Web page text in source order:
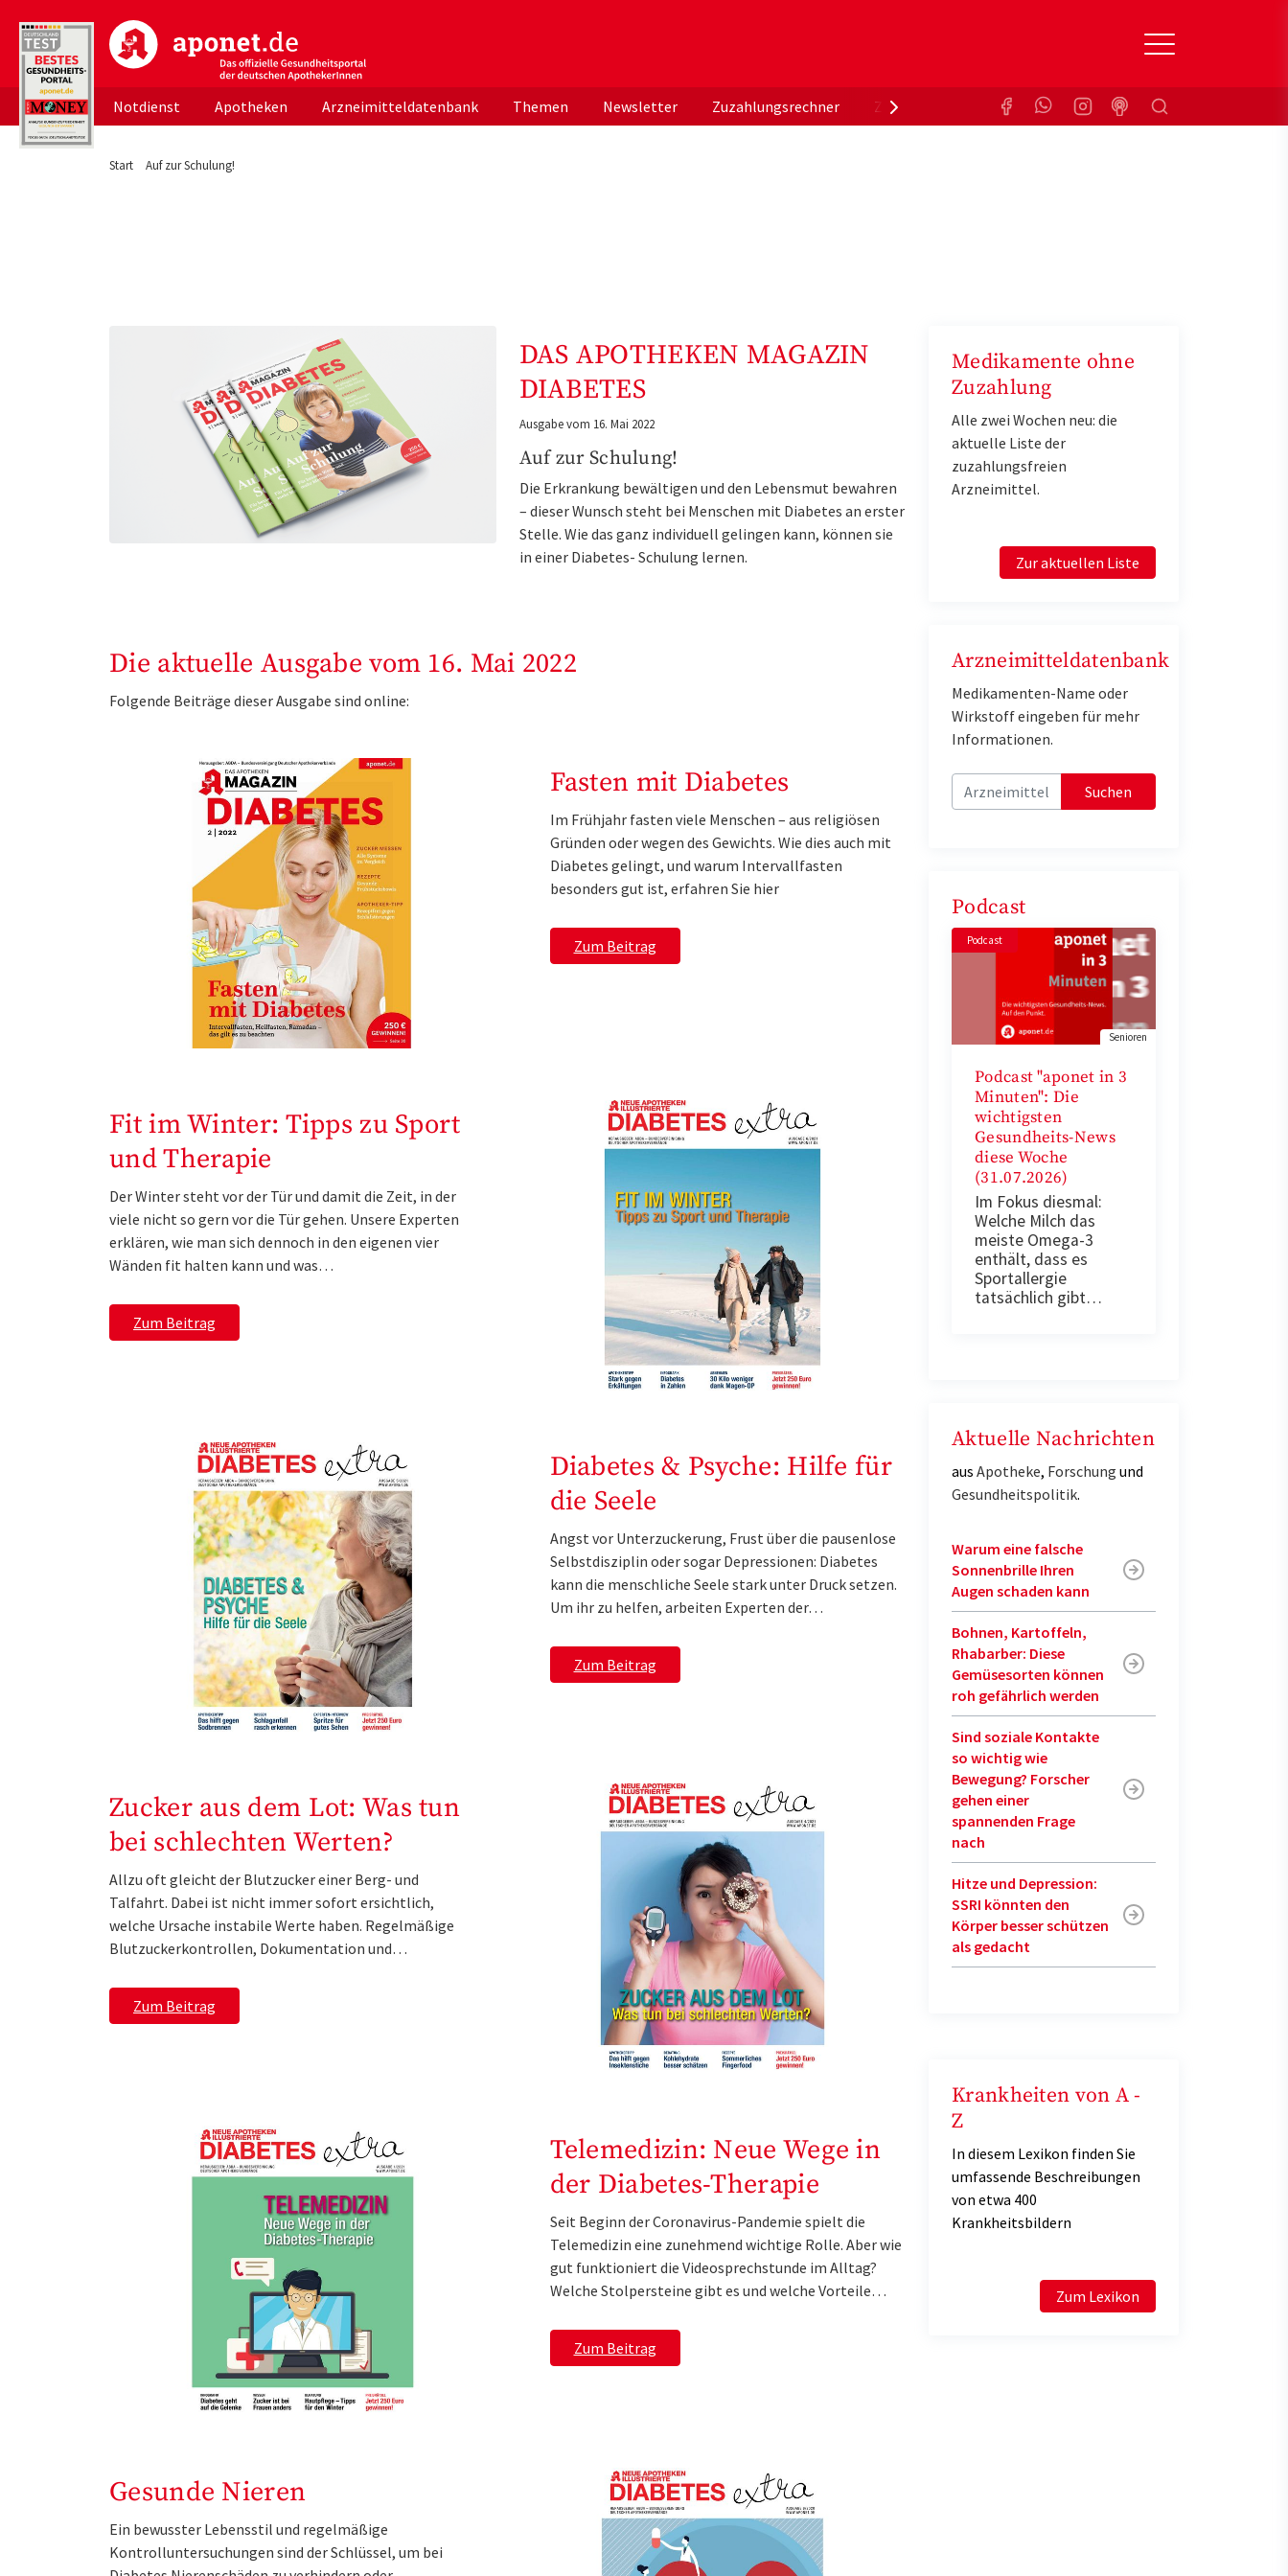
aponet.de - Das offizielle Gesundheitsportal der deutschen ApothekerInnen
Notdienst Apotheken Arzneimitteldatenbank Themen Newsletter Zuzahlungsrechner Zuzahlungsbefreiung KrankenkasseSuchen
Start Auf zur Schulung!
DAS APOTHEKEN MAGAZIN
DIABETES
Ausgabe vom 16. Mai 2022
Auf zur Schulung!
Die Erkrankung bewältigen und den Lebensmut bewahren
– dieser Wunsch steht bei Menschen mit Diabetes an erster
Stelle. Wie das ganz individuell gelingen kann, können sie
in einer Diabetes- Schulung lernen.
Die aktuelle Ausgabe vom 16. Mai 2022
Folgende Beiträge dieser Ausgabe sind online:
Fasten mit Diabetes
Im Frühjahr fasten viele Menschen – aus religiösen
Gründen oder wegen des Gewichts. Wie dies auch mit
Diabetes gelingt, und warum Intervallfasten
besonders gut ist, erfahren Sie hier
Zum Beitrag
Fit im Winter: Tipps zu Sport
und Therapie
Der Winter steht vor der Tür und damit die Zeit, in der
viele nicht so gern vor die Tür gehen. Unsere Experten
erklären, wie man sich dennoch in den eigenen vier
Wänden fit halten kann und was…
Zum Beitrag
Diabetes & Psyche: Hilfe für
die Seele
Angst vor Unterzuckerung, Frust über die pausenlose
Selbstdisziplin oder sogar Depressionen: Diabetes
kann die menschliche Seele stark unter Druck setzen.
Um ihr zu helfen, arbeiten Experten der…
Zum Beitrag
Zucker aus dem Lot: Was tun
bei schlechten Werten?
Allzu oft gleicht der Blutzucker einer Berg- und
Talfahrt. Dabei ist nicht immer sofort ersichtlich,
welche Ursache instabile Werte haben. Regelmäßige
Blutzuckerkontrollen, Dokumentation und…
Zum Beitrag
Telemedizin: Neue Wege in
der Diabetes-Therapie
Seit Beginn der Coronavirus-Pandemie spielt die
Telemedizin eine zunehmend wichtige Rolle. Aber wie
gut funktioniert die Videosprechstunde im Alltag?
Welche Stolpersteine gibt es und welche Vorteile…
Zum Beitrag
Gesunde Nieren
Ein bewusster Lebensstil und regelmäßige
Kontrolluntersuchungen sind der Schlüssel, um bei
Medikamente ohne
Zuzahlung
Alle zwei Wochen neu: die
aktuelle Liste der
zuzahlungsfreien
Arzneimittel.
Zur aktuellen Liste
Arzneimitteldatenbank
Medikamenten-Name oder
Wirkstoff eingeben für mehr
Informationen.
Suchen
Podcast
Podcast
Senioren
Podcast "aponet in 3
Minuten": Die
wichtigsten
Gesundheits-News
diese Woche
(31.07.2026)
Im Fokus diesmal:
Welche Milch das
meiste Omega-3
enthält, dass es
Sportallergie
tatsächlich gibt…
Aktuelle Nachrichten
aus Apotheke, Forschung und
Gesundheitspolitik.
Warum eine falsche
Sonnenbrille Ihren
Augen schaden kann
Bohnen, Kartoffeln,
Rhabarber: Diese
Gemüsesorten können
roh gefährlich werden
Sind soziale Kontakte
so wichtig wie
Bewegung? Forscher
gehen einer
spannenden Frage
nach
Hitze und Depression:
SSRI könnten den
Körper besser schützen
als gedacht
Krankheiten von A -
Z
In diesem Lexikon finden Sie
umfassende Beschreibungen
von etwa 400
Krankheitsbildern
Zum Lexikon